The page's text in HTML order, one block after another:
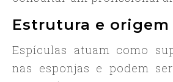
Estrutura e origem
Espículas atuam como
nas esponjas e podem